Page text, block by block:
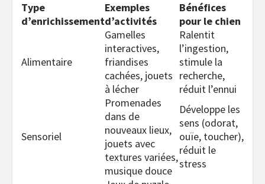
Type
d’enrichissement
Exemples
d’activités
Bénéfices
pour le chien
Alimentaire
Gamelles
interactives,
friandises
cachées, jouets
à lécher
Ralentit
l’ingestion,
stimule la
recherche,
réduit l’ennui
Sensoriel
Promenades
dans de
nouveaux lieux,
jouets avec
textures variées,
musique douce
Développe les
sens (odorat,
ouïe, toucher),
réduit le
stress